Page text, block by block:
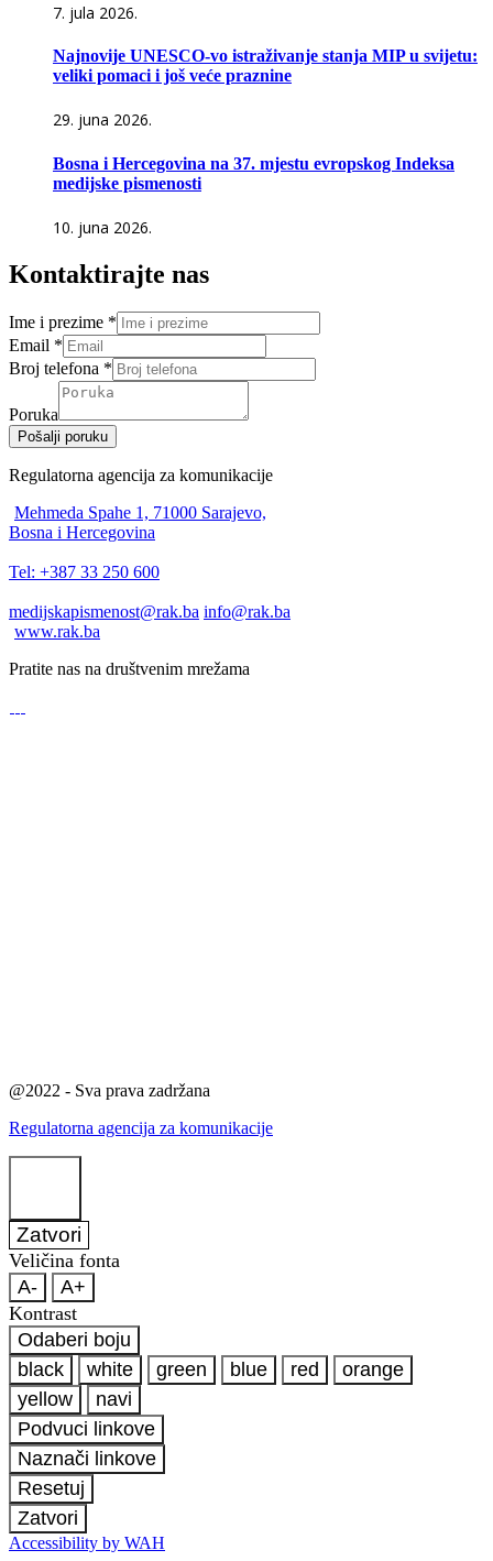
7. jula 2026.
Najnovije UNESCO-vo istraživanje stanja MIP u svijetu:
veliki pomaci i još veće praznine
29. juna 2026.
Bosna i Hercegovina na 37. mjestu evropskog Indeksa
medijske pismenosti
10. juna 2026.
Kontaktirajte nas
Ime i prezime *
Email *
Broj telefona *
Poruka
Pošalji poruku
Regulatorna agencija za komunikacije
Mehmeda Spahe 1, 71000 Sarajevo,
Bosna i Hercegovina
Tel: +387 33 250 600
medijskapismenost@rak.ba info@rak.ba
www.rak.ba
Pratite nas na društvenim mrežama
@2022 - Sva prava zadržana
Regulatorna agencija za komunikacije
Zatvori
Veličina fonta
A-
A+
Kontrast
Odaberi boju
black
white green blue red
orange
yellow
navi
Podvuci linkove
Naznači linkove
Resetuj
Zatvori
Accessibility by WAH